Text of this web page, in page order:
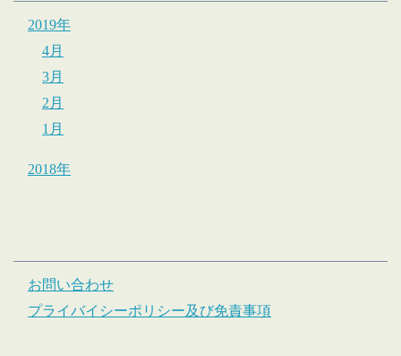
2019年
4月
3月
2月
1月
2018年
お問い合わせ
プライバイシーポリシー及び免責事項